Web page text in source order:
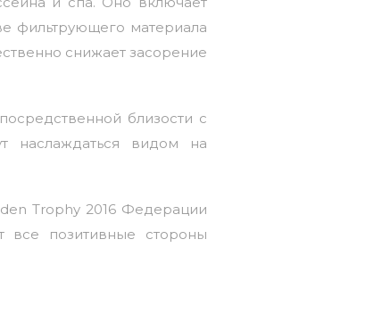
фильтрующего материала
снижает засорение
близости с
наслаждаться видом на
Trophy 2016 Федерации
все позитивные стороны